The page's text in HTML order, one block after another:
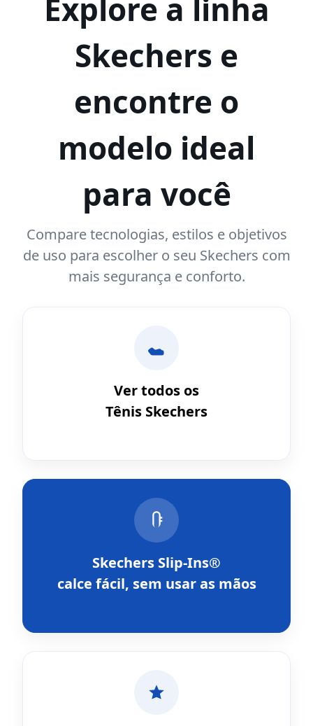
Explore a linha
Skechers e
encontre o
modelo ideal
para você
Compare tecnologias, estilos e objetivos
de uso para escolher o seu Skechers com
mais segurança e conforto.
Ver todos os
Tênis Skechers
Skechers Slip-Ins®
calce fácil, sem usar as mãos